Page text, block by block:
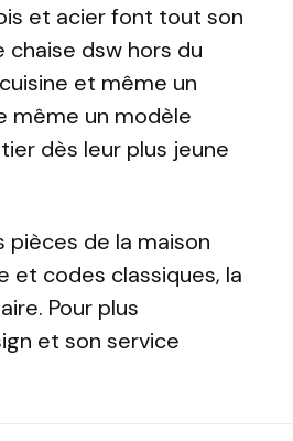
et acier font tout son
dsw hors du
et même un
même un modèle
dès leur plus jeune
de la maison
et codes classiques, la
Pour plus
et son service